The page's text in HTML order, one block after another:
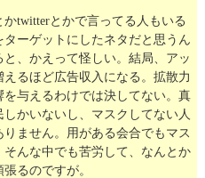
twitterとかで言ってる人もいる
ーゲットにしたネタだと思うん
、かえって怪しい。結局、アッ
るほど広告収入になる。拡散力
与えるわけでは決してない。真
かいないし、マスクしてない人
ません。用がある会合でもマス
んな中でも苦労して、なんとか
るのですが。